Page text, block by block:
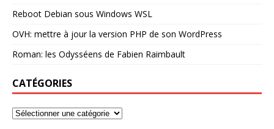
Reboot Debian sous Windows WSL
OVH: mettre à jour la version PHP de son WordPress
Roman: les Odysséens de Fabien Raimbault
CATÉGORIES